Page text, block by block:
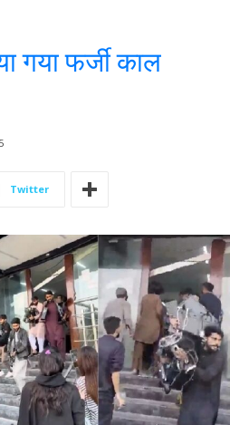
गया फर्जी काल
Twitter